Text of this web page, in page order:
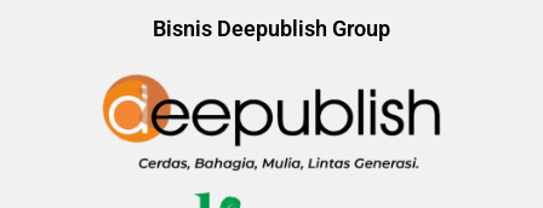
Bisnis Deepublish Group